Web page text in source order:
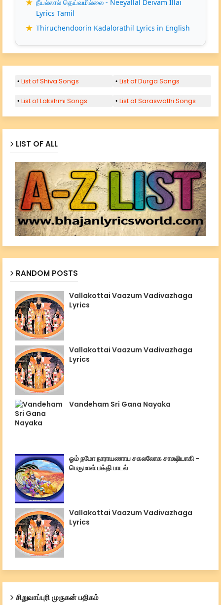
நீயல்லால் தெய்வமில்லை - Neeyallal Deivam Illai
Lyrics Tamil
Thiruchendoorin Kadalorathil Lyrics in English
List of Shiva Songs List of Durga Songs
List of Lakshmi Songs List of Saraswathi Songs
LIST OF ALL
RANDOM POSTS
Vallakottai Vaazum Vadivazhaga
Lyrics
Vallakottai Vaazum Vadivazhaga
Lyrics
Vandeham Sri Gana Nayaka
ஓம் நமோ நாராயணாய சகலலோக சாக்ஷியாகி -
பெருமாள் பக்தி பாடல்
Vallakottai Vaazum Vadivazhaga
Lyrics
சிறுவாப்புரி முருகன் பதிகம்